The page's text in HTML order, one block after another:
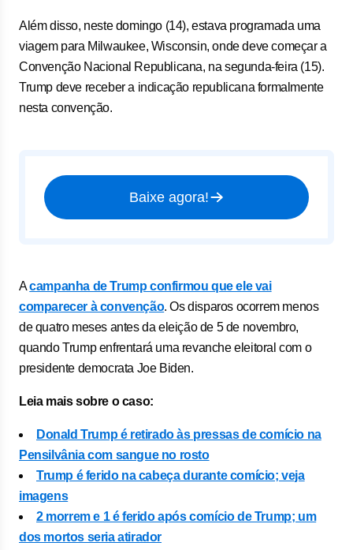
Além disso, neste domingo (14), estava programada uma
viagem para Milwaukee, Wisconsin, onde deve começar a
Convenção Nacional Republicana, na segunda-feira (15).
Trump deve receber a indicação republicana formalmente
nesta convenção.
Baixe agora!
Acampanha de Trump confirmou que ele vai
comparecer à convenção. Os disparos ocorrem menos
de quatro meses antes da eleição de 5 de novembro,
quando Trump enfrentará uma revanche eleitoral com o
presidente democrata Joe Biden.
Leia mais sobre o caso:
Donald Trump é retirado às pressas de comício na
Pensilvânia com sangue no rosto
Trump é ferido na cabeça durante comício; veja
imagens
2 morrem e 1 é ferido após comício de Trump; um
dos mortos seria atirador